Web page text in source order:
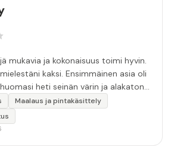
”
mukavia ja kokonaisuus toimi hyvin.
kaksi. Ensimmäinen asia oli
heti seinän värin ja alakaton
huomannut. Hyvä toki että siinä
mutta toki optimaalisessa
olisi jo kiinnittänyt tähän huomiota.
Maalaus ja pintakäsittely